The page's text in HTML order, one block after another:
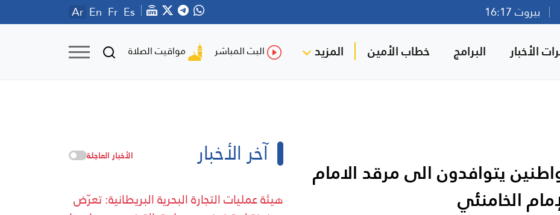
بيروت 16:17 Ar En Fr Es
الأخبار البرامج خطاب الأمين المزيد البث المباشر مواقيت الصلاة
يتوافدون الى مرقد الامام
الخامنئي
آخر الأخبار الأخبار العاجلة
هيئة عمليات التجارة البحرية البريطانية: تعرّض